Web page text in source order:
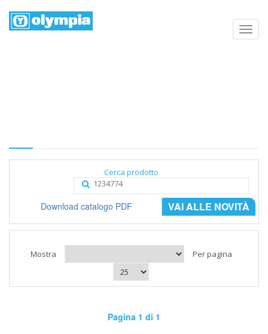
Cerca prodotto
VAI ALLE NOVITÀ
Download catalogo PDF
Mostra Per pagina
Pagina 1 di 1